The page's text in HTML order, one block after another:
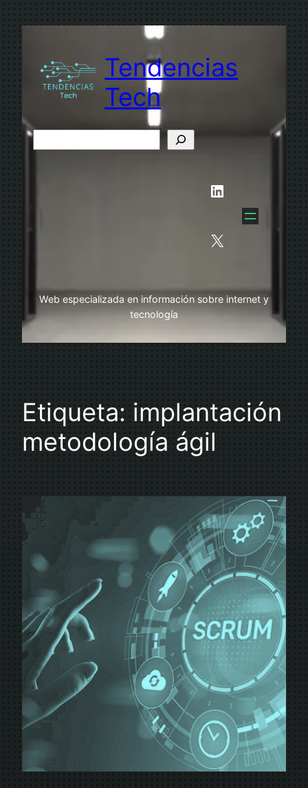
Tendencias
Tech
B
LinkedIn
X
Web especializada en información sobre internet y
tecnología
Etiqueta: implantación
metodología ágil